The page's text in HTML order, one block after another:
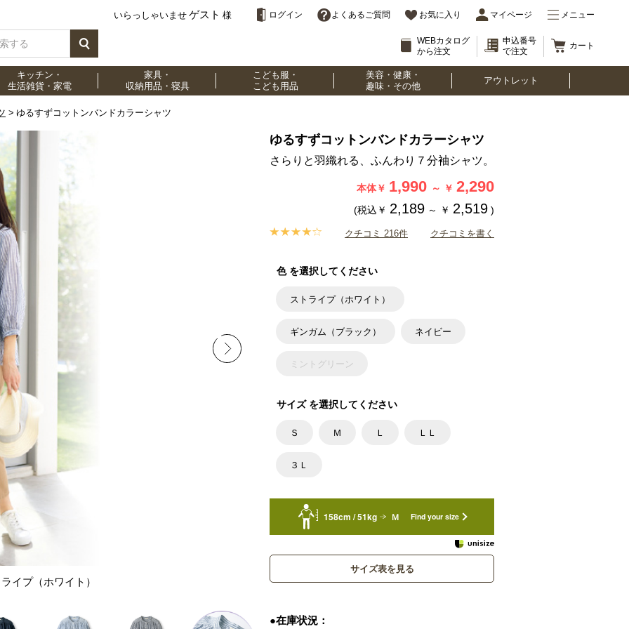
いらっしゃいませ ゲスト 様 ログイン よくあるご質問 お気に入り マイページ メニュー
WEBカタログ
から注文
申込番号
で注文
カート
キッチン・
生活雑貨・家電
家具・
収納用品・寝具
こども服・
こども用品
美容・健康・
趣味・その他
アウトレット
ゆるすずコットンバンドカラーシャツ
イプ（ホワイト）
ゆるすずコットンバンドカラーシャツ
さらりと羽織れる、ふんわり７分袖シャツ。
本体￥ 1,990 ～ ￥ 2,290
(税込￥ 2,189 ～ ￥ 2,519 )
クチコミ 216件 クチコミを書く
色 を選択してください
ストライプ（ホワイト）
ギンガム（ブラック） ネイビー
ミントグリーン
サイズ を選択してください
Ｓ Ｍ Ｌ ＬＬ
３Ｌ
158cm / 51kg Ｍ Find your size
サイズ表を見る
●在庫状況：